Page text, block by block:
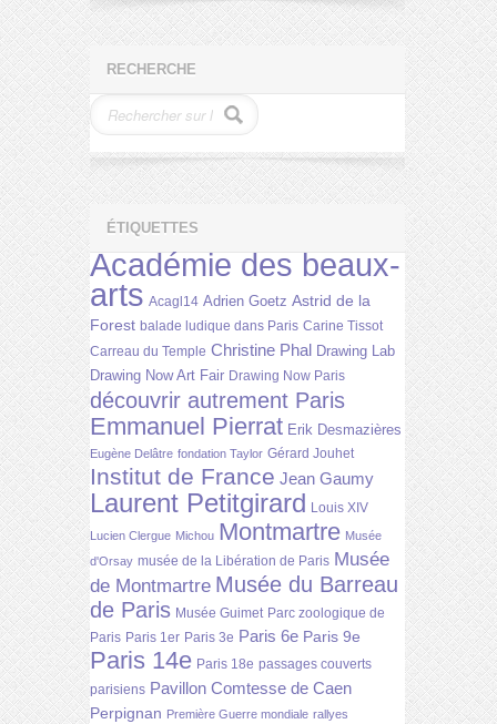
RECHERCHE
ÉTIQUETTES
Académie des beaux-
arts Acagl14 Adrien Goetz Astrid de la
Forest balade ludique dans Paris Carine Tissot
Carreau du Temple Christine Phal Drawing Lab
Drawing Now Art Fair Drawing Now Paris
découvrir autrement Paris
Emmanuel Pierrat Erik Desmazières
Eugène Delâtre fondation Taylor Gérard Jouhet
Institut de France Jean Gaumy
Laurent Petitgirard Louis XIV
Lucien Clergue Michou Montmartre Musée
d'Orsay musée de la Libération de Paris Musée
de Montmartre Musée du Barreau
de Paris Musée Guimet Parc zoologique de
Paris Paris 1er Paris 3e Paris 6e Paris 9e
Paris 14e Paris 18e passages couverts
parisiens Pavillon Comtesse de Caen
Perpignan Première Guerre mondiale rallyes